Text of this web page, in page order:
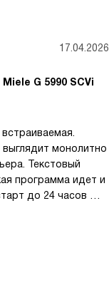
и тишина
разговаривать
Особенно оценили
для
сухими, и я
Благодаря
бокалы
ведь я люблю
за хрупкую
столовых
гостях никто не
удобство
не хлопает
17.04.2026
G 5990 SCVi
выглядит монолитно
Текстовый
программа идет и
до 24 часов —
тарифу.
никаких разводов